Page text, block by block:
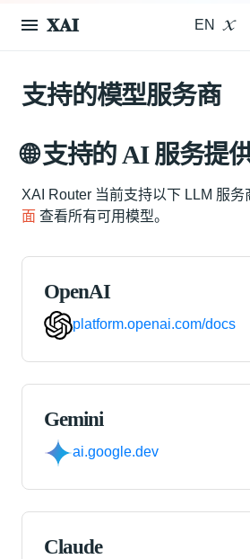
𝐗𝐀𝐈 EN
支持的模型服务商
🌐 支持的 AI 服务提
XAI Router 当前支持以下 LLM 服务
面 查看所有可用模型。
OpenAI
platform.openai.com/docs
Gemini
ai.google.dev
Claude